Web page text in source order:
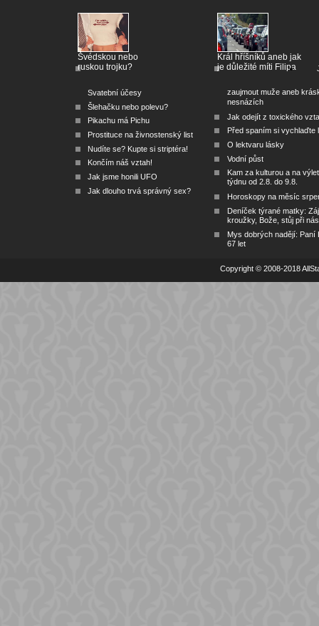
Švédskou nebo
ruskou trojku?
Svatební účesy
Šlehačku nebo polevu?
Pikachu má Pichu
Prostituce na živnostenský list
Nudíte se? Kupte si striptéra!
Končím náš vztah!
Jak jsme honili UFO
Jak dlouho trvá správný sex?
Král hříšníků aneb jak
je důležité míti Filipa
zaujmout muže aneb
nesnázích
Jak odejít z toxického
Před spaním si vychlaďte
O lektvaru lásky
Vodní půst
Kam za kulturou a na
týdnu od 2.8. do 9.8.
Horoskopy na měsíc
Deníček týrané matky:
kroužky, Bože, stůj při nás
Mys dobrých nadějí: Paní
67 let
Copyright © 2008-2018